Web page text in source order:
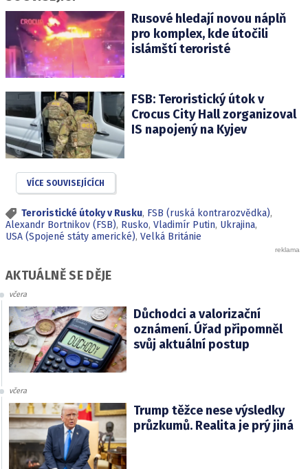
Rusové hledají novou náplň
pro komplex, kde útočili
islámští teroristé
FSB: Teroristický útok v
Crocus City Hall zorganizoval
IS napojený na Kyjev
VÍCE SOUVISEJÍCÍCH
Teroristické útoky v Rusku, FSB (ruská kontrarozvědka),
Alexandr Bortnikov (FSB), Rusko, Vladimír Putin, Ukrajina,
USA (Spojené státy americké), Velká Británie
AKTUÁLNĚ SE DĚJE
včera
Důchodci a valorizační
oznámení. Úřad připomněl
svůj aktuální postup
včera
Trump těžce nese výsledky
průzkumů. Realita je prý jiná